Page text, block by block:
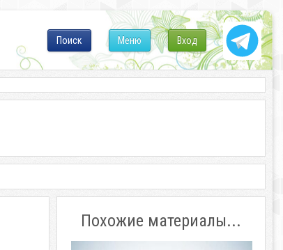
Вход
Меню
Поиск
Похожие материалы...